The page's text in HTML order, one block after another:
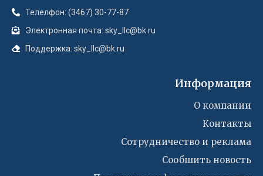
Телелфон: (3467) 30-77-87
Электронная почта: sky_llc@bk.ru
Поддержка: sky_llc@bk.ru
Информация
О компании
Контакты
Сотрудничество и реклама
Сообшить новость